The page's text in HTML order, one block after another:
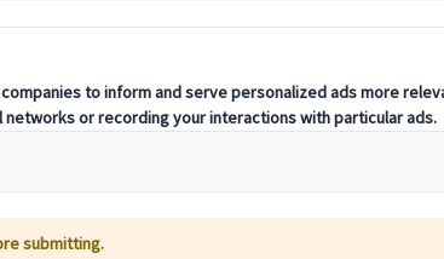
ガイド 午前/午後（公共交通機関1日乗車券付き）
55.00 EUR